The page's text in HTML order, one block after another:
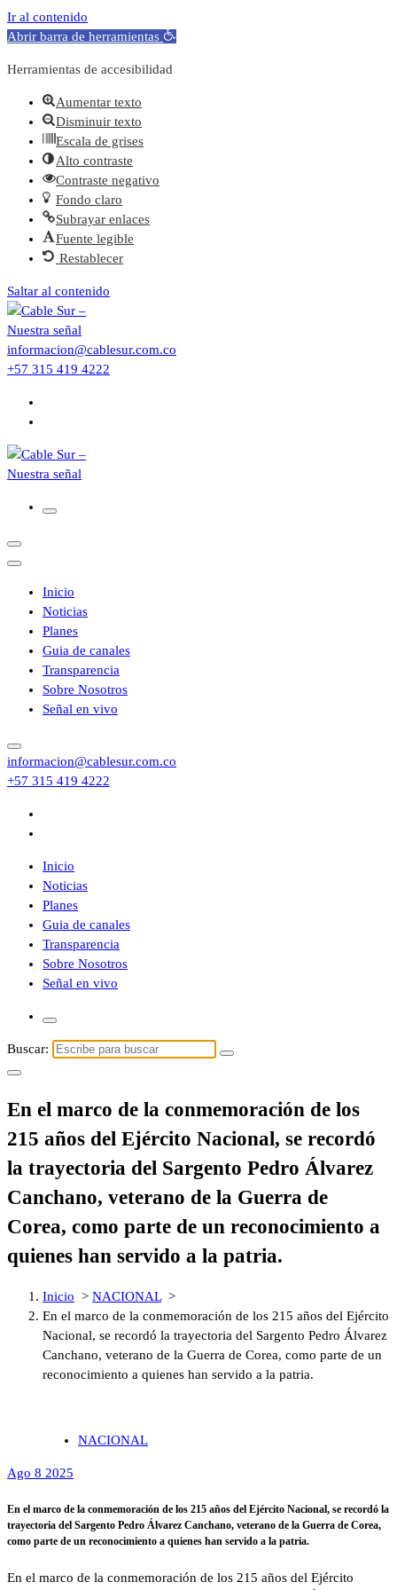
Ir al contenido
Abrir barra de herramientas
Herramientas de accesibilidad
Aumentar texto
Disminuir texto
Escala de grises
Alto contraste
Contraste negativo
Fondo claro
Subrayar enlaces
Fuente legible
Restablecer
Saltar al contenido
informacion@cablesur.com.co
+57 315 419 4222
Inicio
Noticias
Planes
Guia de canales
Transparencia
Sobre Nosotros
Señal en vivo
informacion@cablesur.com.co
+57 315 419 4222
Inicio
Noticias
Planes
Guia de canales
Transparencia
Sobre Nosotros
Señal en vivo
Buscar:
En el marco de la conmemoración de los
215 años del Ejército Nacional, se recordó
la trayectoria del Sargento Pedro Álvarez
Canchano, veterano de la Guerra de
Corea, como parte de un reconocimiento a
quienes han servido a la patria.
Inicio > NACIONAL>
En el marco de la conmemoración de los 215 años del Ejército
Nacional, se recordó la trayectoria del Sargento Pedro Álvarez
Canchano, veterano de la Guerra de Corea, como parte de un
reconocimiento a quienes han servido a la patria.
NACIONAL
Ago 8 2025
En el marco de la conmemoración de los 215 años del Ejército Nacional, se recordó la
trayectoria del Sargento Pedro Álvarez Canchano, veterano de la Guerra de Corea,
como parte de un reconocimiento a quienes han servido a la patria.
En el marco de la conmemoración de los 215 años del Ejército